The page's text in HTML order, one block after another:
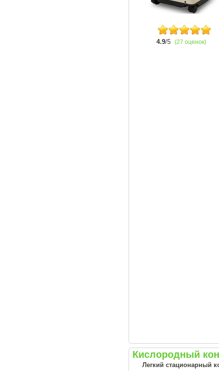
4.9/5 (27 оценок)
Кислородный
Легкий стационарный